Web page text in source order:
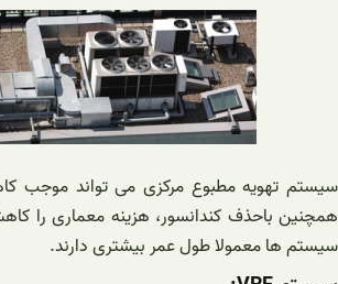
سیستم تهویه مطبوع مرکزی می تواند
همچنین باحذف کندانسور، هزینه معماری را
سیستم ها معمولا طول عمر بیشتری دارند.